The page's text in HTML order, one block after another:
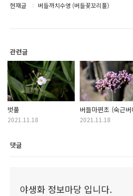
현재글 버들까치수영 (버들꽃꼬리풀)
관련글
벗풀
2021.11.18
버들마편초 (숙근
2021.11.18
댓글
야생화 정보마당 입니다.